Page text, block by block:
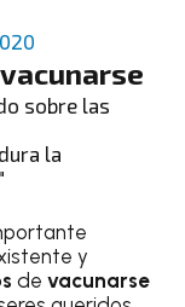
vacunarse
sobre las
la
y
devacunarse